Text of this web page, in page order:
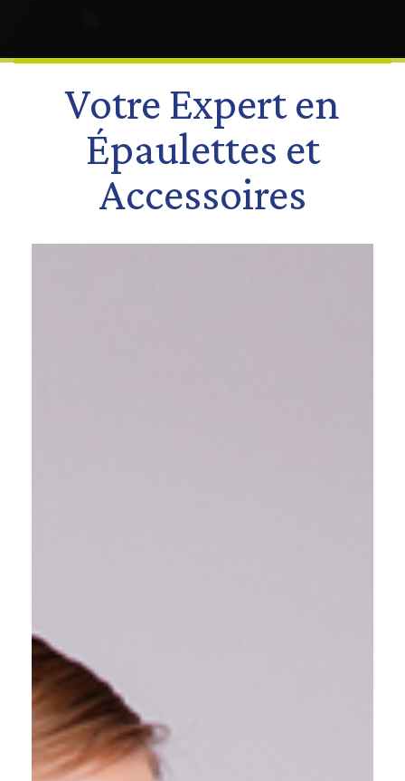
Votre Expert en
Épaulettes et
Accessoires